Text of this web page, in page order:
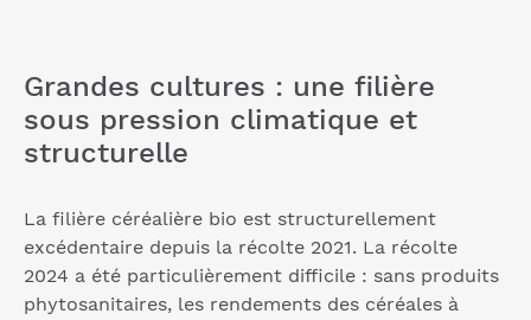
Grandes cultures : une filière
sous pression climatique et
structurelle
La filière céréalière bio est structurellement
excédentaire depuis la récolte 2021. La récolte
2024 a été particulièrement difficile : sans produits
phytosanitaires, les rendements des céréales à